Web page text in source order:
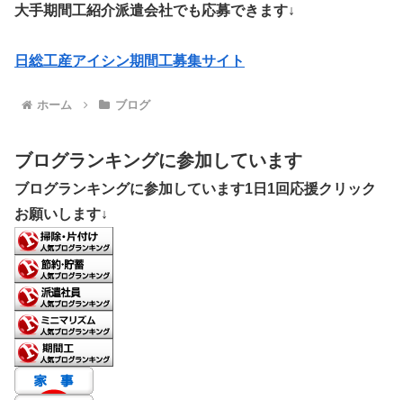
大手期間工紹介派遣会社でも応募できます↓
日総工産アイシン期間工募集サイト
ホーム ブログ
ブログランキングに参加しています
ブログランキングに参加しています1日1回応援クリック
お願いします↓